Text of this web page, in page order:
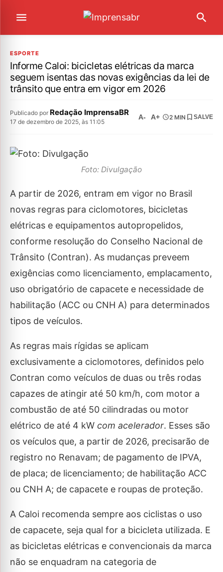
ESPORTE
Informe Caloi: bicicletas elétricas da marca
seguem isentas das novas exigências da lei de
trânsito que entra em vigor em 2026
Publicado por Redação ImprensaBR
17 de dezembro de 2025, às 11:05
A- A+ 2 MIN SALVE
Foto: Divulgação
A partir de 2026, entram em vigor no Brasil
novas regras para ciclomotores, bicicletas
elétricas e equipamentos autopropelidos,
conforme resolução do Conselho Nacional de
Trânsito (Contran). As mudanças preveem
exigências como licenciamento, emplacamento,
uso obrigatório de capacete e necessidade de
habilitação (ACC ou CNH A) para determinados
tipos de veículos.
As regras mais rígidas se aplicam
exclusivamente a ciclomotores, definidos pelo
Contran como veículos de duas ou três rodas
capazes de atingir até 50 km/h, com motor a
combustão de até 50 cilindradas ou motor
elétrico de até 4 kW com acelerador. Esses são
os veículos que, a partir de 2026, precisarão de
registro no Renavam; de pagamento de IPVA,
de placa; de licenciamento; de habilitação ACC
ou CNH A; de capacete e roupas de proteção.
A Caloi recomenda sempre aos ciclistas o uso
de capacete, seja qual for a bicicleta utilizada. E
as bicicletas elétricas e convencionais da marca
não se enquadram na categoria de